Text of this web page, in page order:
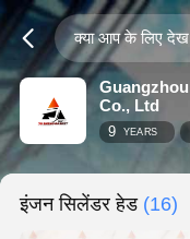
Co., Ltd
9 YEARS
इंजन सिलेंडर हेड (16)